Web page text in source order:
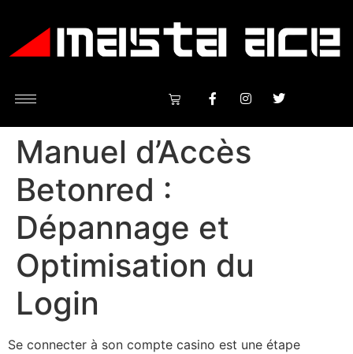
Manuel d’Accès
Betonred :
Dépannage et
Optimisation du
Login
Se connecter à son compte casino est une étape